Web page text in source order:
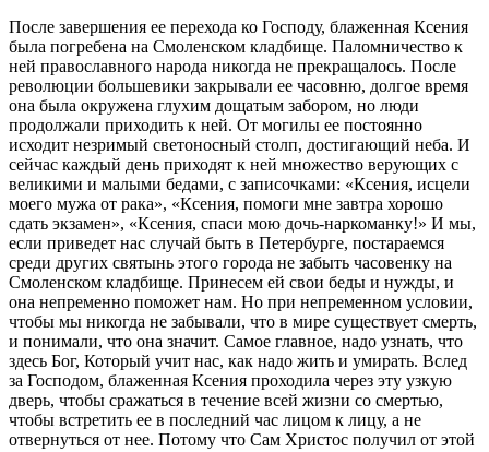
После завершения ее перехода ко Господу, блаженная Ксения
была погребена на Смоленском кладбище. Паломничество к
ней православного народа никогда не прекращалось. После
революции большевики закрывали ее часовню, долгое время
она была окружена глухим дощатым забором, но люди
продолжали приходить к ней. От могилы ее постоянно
исходит незримый светоносный столп, достигающий неба. И
сейчас каждый день приходят к ней множество верующих с
великими и малыми бедами, с записочками: «Ксения, исцели
моего мужа от рака», «Ксения, помоги мне завтра хорошо
сдать экзамен», «Ксения, спаси мою дочь-наркоманку!» И мы,
если приведет нас случай быть в Петербурге, постараемся
среди других святынь этого города не забыть часовенку на
Смоленском кладбище. Принесем ей свои беды и нужды, и
она непременно поможет нам. Но при непременном условии,
чтобы мы никогда не забывали, что в мире существует смерть,
и понимали, что она значит. Самое главное, надо узнать, что
здесь Бог, Который учит нас, как надо жить и умирать. Вслед
за Господом, блаженная Ксения проходила через эту узкую
дверь, чтобы сражаться в течение всей жизни со смертью,
чтобы встретить ее в последний час лицом к лицу, а не
отвернуться от нее. Потому что Сам Христос получил от этой